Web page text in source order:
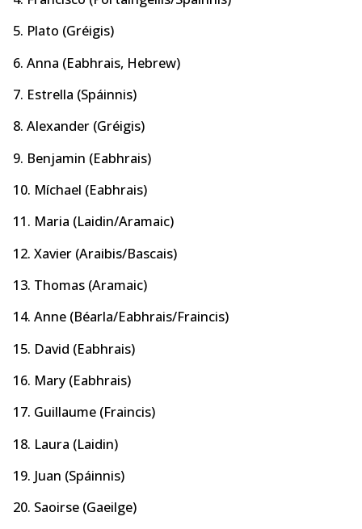
5. Plato (Gréigis)
6. Anna (Eabhrais, Hebrew)
7. Estrella (Spáinnis)
8. Alexander (Gréigis)
9. Benjamin (Eabhrais)
10. Míchael (Eabhrais)
11. Maria (Laidin/Aramaic)
12. Xavier (Araibis/Bascais)
13. Thomas (Aramaic)
14. Anne (Béarla/Eabhrais/Fraincis)
15. David (Eabhrais)
16. Mary (Eabhrais)
17. Guillaume (Fraincis)
18. Laura (Laidin)
19. Juan (Spáinnis)
20. Saoirse (Gaeilge)